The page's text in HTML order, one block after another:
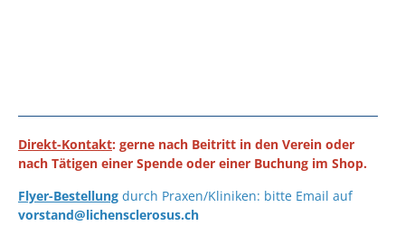
Direkt-Kontakt: gerne nach Beitritt in den Verein oder
nach Tätigen einer Spende oder einer Buchung im Shop.
Flyer-Bestellung durch Praxen/Kliniken: bitte Email auf
vorstand@lichensclerosus.ch